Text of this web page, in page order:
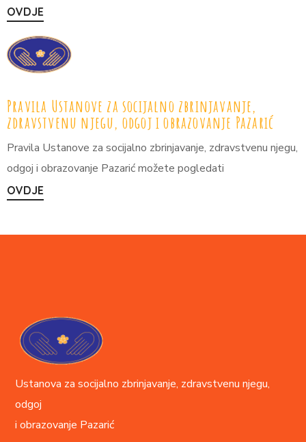
OVDJE
Pravila Ustanove za socijalno zbrinjavanje,
zdravstvenu njegu, odgoj i obrazovanje Pazarić
Pravila Ustanove za socijalno zbrinjavanje, zdravstvenu njegu,
odgoj i obrazovanje Pazarić možete pogledati
OVDJE
Ustanova za socijalno zbrinjavanje, zdravstvenu njegu,
odgoj
i obrazovanje Pazarić